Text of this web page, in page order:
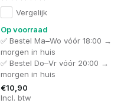
Vergelijk
Op voorraad
✅ Bestel Ma–Wo vóór 18:00 →
morgen in huis
✅ Bestel Do–Vr vóór 20:00 →
morgen in huis
€10,90
Incl. btw